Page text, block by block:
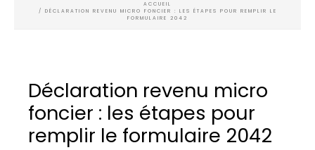
ACCUEIL
/ DÉCLARATION REVENU MICRO FONCIER : LES ÉTAPES POUR REMPLIR LE
FORMULAIRE 2042
Déclaration revenu micro
foncier : les étapes pour
remplir le formulaire 2042